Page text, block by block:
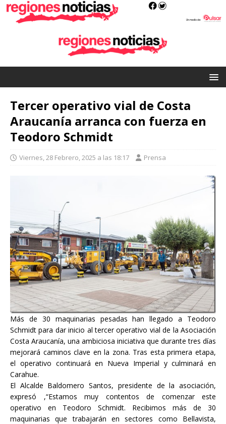
Tercer operativo vial de Costa
Araucanía arranca con fuerza en
Teodoro Schmidt
Viernes, 28 Febrero, 2025 a las 18:17 Prensa
Más de 30 maquinarias pesadas han llegado a Teodoro
Schmidt para dar inicio al tercer operativo vial de la Asociación
Costa Araucanía, una ambiciosa iniciativa que durante tres días
mejorará caminos clave en la zona. Tras esta primera etapa,
el operativo continuará en Nueva Imperial y culminará en
Carahue.
El Alcalde Baldomero Santos, presidente de la asociación,
expresó ,“Estamos muy contentos de comenzar este
operativo en Teodoro Schmidt. Recibimos más de 30
maquinarias que trabajarán en sectores como Bellavista,